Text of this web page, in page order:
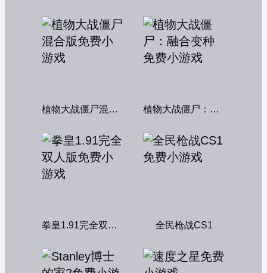
植物大战僵尸混合版 植物大战僵尸：融合变种
拳皇1.91完全双人版 全民枪战CS1